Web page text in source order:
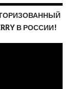
В РОССИИ!